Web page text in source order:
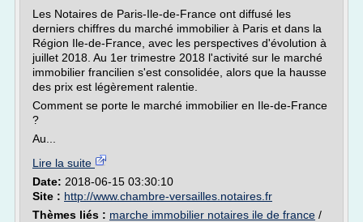
Les Notaires de Paris-Ile-de-France ont diffusé les
derniers chiffres du marché immobilier à Paris et dans la
Région Ile-de-France, avec les perspectives d'évolution à
juillet 2018. Au 1er trimestre 2018 l'activité sur le marché
immobilier francilien s'est consolidée, alors que la hausse
des prix est légèrement ralentie.
Comment se porte le marché immobilier en Ile-de-France
?
Au...
Lire la suite
Date: 2018-06-15 03:30:10
Site : http://www.chambre-versailles.notaires.fr
Thèmes liés : marche immobilier notaires ile de france /